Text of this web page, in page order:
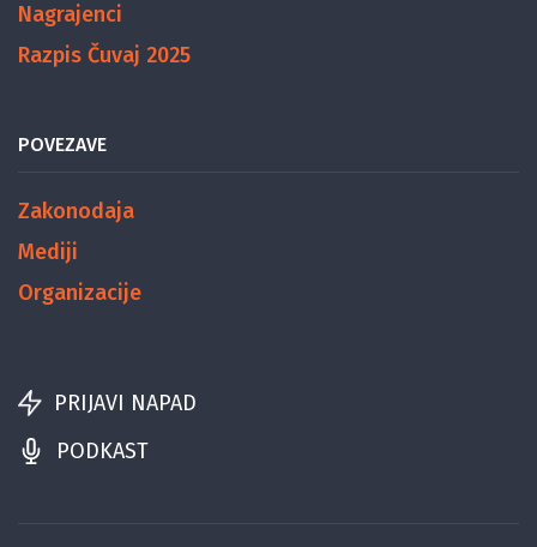
Nagrajenci
Razpis Čuvaj 2025
POVEZAVE
Zakonodaja
Mediji
Organizacije
PRIJAVI NAPAD
PODKAST